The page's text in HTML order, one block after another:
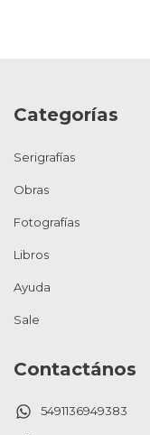
Categorías
Serigrafías
Obras
Fotografías
Libros
Ayuda
Sale
Contactános
5491136949383